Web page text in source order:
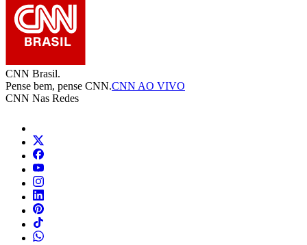
CNN Brasil.
Pense bem, pense CNN.CNN AO VIVO
CNN Nas Redes